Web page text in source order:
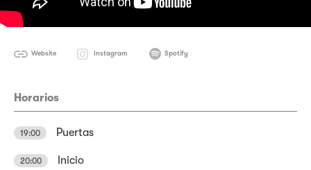
Website Instagram Spotify
Horarios
19:00 Puertas
20:00 Inicio